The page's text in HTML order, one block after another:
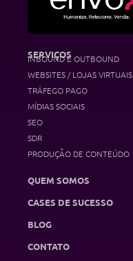
SERVIÇOS
INBOUND E OUTBOUND
WEBSITES / LOJAS VIRTUAIS
TRÁFEGO PAGO
MÍDIAS SOCIAIS
SEO
SDR
PRODUÇÃO DE CONTEÚDO
QUEM SOMOS
CASES DE SUCESSO
BLOG
CONTATO